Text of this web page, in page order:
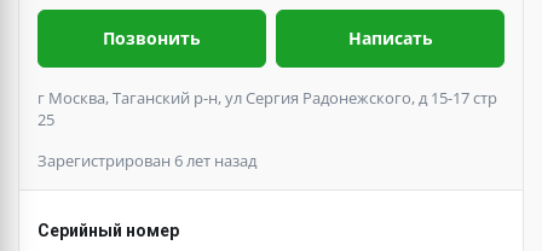
Позвонить Написать
г Москва, Таганский р-н, ул Сергия Радонежского, д 15-17 стр
25
Зарегистрирован 6 лет назад
Серийный номер